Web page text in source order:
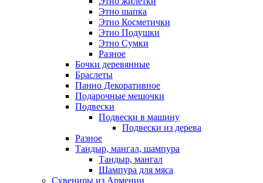
Этно шапка
Этно Косметички
Этно Подушки
Этно Сумки
Разное
Бочки деревянные
Браслеты
Панно Декоративное
Подарочные мешочки
Подвески
Подвески в машину
Подвески из дерева
Разное
Тандыр, мангал, шампура
Тандыр, мангал
Шампура для мяса
Сувениры из Армении